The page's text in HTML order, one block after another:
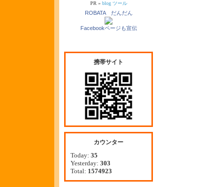
PR » blog ツール
ROBATA だんだん
Facebookページも宣伝
携帯サイト
カウンター
Today: 35
Yesterday: 303
Total: 1574923